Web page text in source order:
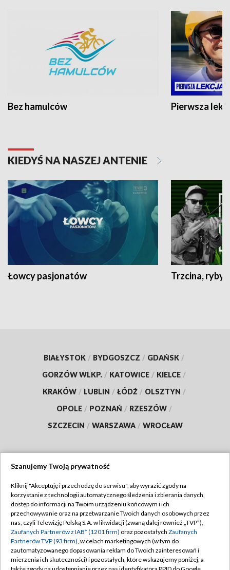
Bez hamulców Pierwsza
KIEDYŚ NA NASZEJ ANTENIE
Łowcy pasjonatów Trzcina, ryby
BIAŁYSTOK / BYDGOSZCZ / GDAŃSK /
GORZÓW WLKP. / KATOWICE / KIELCE /
KRAKÓW / LUBLIN / ŁÓDŹ / OLSZTYN /
OPOLE / POZNAŃ / RZESZÓW /
SZCZECIN / WARSZAWA / WROCŁAW
TVP
Abonament TVP
Emisja w TVP
Centrum informacji TVP
Naziemna Telewizja Cyfrowa
Regulamin TVP
Polityka prywatności
Moje zgody
Pomoc
Szanujemy Twoją prywatność
Kliknij "Akceptuję i przechodzę do serwisu", aby wyrazić zgody na
korzystanie z technologii automatycznego śledzenia i zbierania danych,
dostęp do informacji na Twoim urządzeniu końcowym i ich
przechowywanie oraz na przetwarzanie Twoich danych osobowych przez
nas, czyli Telewizję Polską S.A. w likwidacji (zwaną dalej również „TVP”),
Zaufanych Partnerów z IAB* (1201 firm) oraz pozostałych Zaufanych
Partnerów TVP (93 firm), w celach marketingowych (w tym do
zautomatyzowanego dopasowania reklam do Twoich zainteresowań i
mierzenia ich skuteczności) i pozostałych, które wskazujemy poniżej, a